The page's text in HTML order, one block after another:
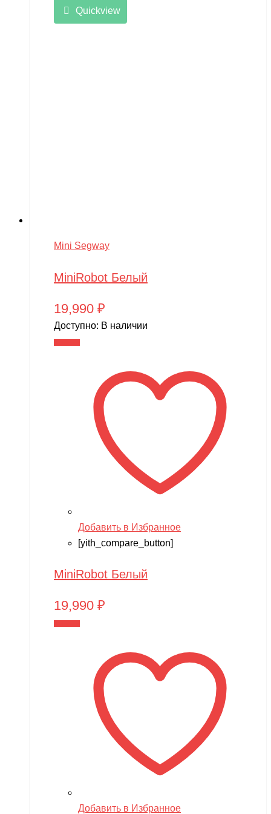
Quickview
Mini Segway
MiniRobot Белый
19,990 ₽
Доступно: В наличии
Добавить в Избранное
[yith_compare_button]
MiniRobot Белый
19,990 ₽
Добавить в Избранное